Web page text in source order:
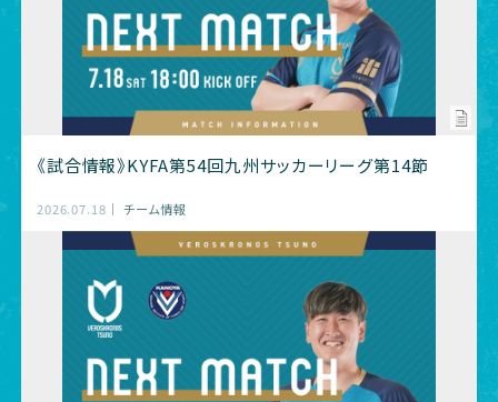
《試合情報》KYFA第54回九州サッカーリーグ第14節
2026.07.18 チーム情報